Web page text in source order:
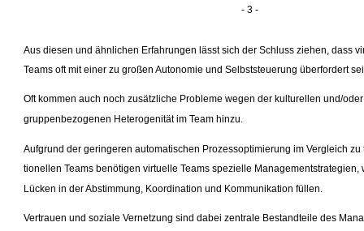
- 3 -
Aus diesen und ähnlichen Erfahrungen lässt sich der Schluss ziehen, dass
Teams oft mit einer zu großen Autonomie und Selbststeuerung überfordert
Oft kommen auch noch zusätzliche Probleme wegen der kulturellen und/
gruppenbezogenen Heterogenität im Team hinzu.
Aufgrund der geringeren automatischen Prozessoptimierung im Vergleich zu
tionellen Teams benötigen virtuelle Teams spezielle Managementstrategien,
Lücken in der Abstimmung, Koordination und Kommunikation füllen.
Vertrauen und soziale Vernetzung sind dabei zentrale Bestandteile des